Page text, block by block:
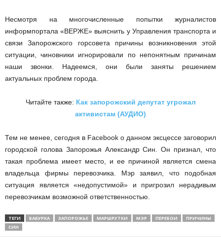
Несмотря на многочисленные попытки журналистов
информпортала «ВЕРЖЕ» выяснить у Управления транспорта и
связи Запорожского горсовета причины возникновения этой
ситуации, чиновники игнорировали по непонятным причинам
наши звонки. Надеемся, они были заняты решением
актуальных проблем города.
Читайте также: Как запорожский депутат угрожал
активистам (АУДИО)
Тем не менее, сегодня в Facebook о данном эксцессе заговорил
городской голова Запорожья Александр Син. Он признал, что
такая проблема имеет место, и ее причиной является смена
владельца фирмы перевозчика. Мэр заявил, что подобная
ситуация является «недопустимой» и пригрозил нерадивым
перевозчикам возможной ответственностью.
ТЕГИ БАБУРКА ЗАПОРОЖЬЕ МАРШРУТКИ МЭР ПЕРЕБОИ
ПРИЧИНЫ
СИН